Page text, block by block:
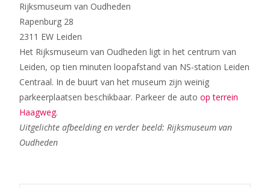
Rijksmuseum van Oudheden
Rapenburg 28
2311 EW Leiden
Het Rijksmuseum van Oudheden ligt in het centrum van
Leiden, op tien minuten loopafstand van NS-station Leiden
Centraal. In de buurt van het museum zijn weinig
parkeerplaatsen beschikbaar. Parkeer de auto op terrein
Haagweg.
Uitgelichte afbeelding en verder beeld: Rijksmuseum van
Oudheden